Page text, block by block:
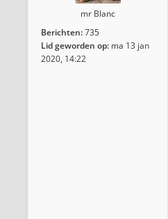
mr Blanc
Berichten:735
Lid geworden op: ma 13 jan
2020, 14:22